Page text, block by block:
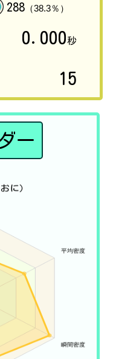
288（38.3％）
0.000秒
15
ー